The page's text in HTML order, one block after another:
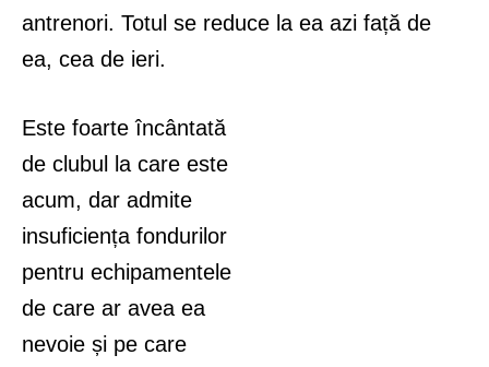
antrenori. Totul se reduce la ea azi față de
ea, cea de ieri.
Este foarte încântată
de clubul la care este
acum, dar admite
insuficiența fondurilor
pentru echipamentele
de care ar avea ea
nevoie și pe care